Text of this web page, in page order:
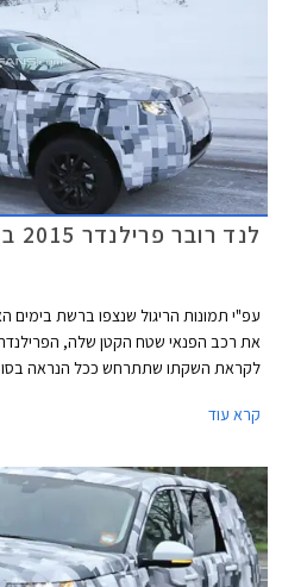
לנד רובר פרילנדר 2015 בתמונות ריגול
עפ"י תמונות הריגול שנצפו ברשת בימים
את רכב הפנאי שטח הקטן שלה, הפרילנדר,
האיווק.
קרא עוד